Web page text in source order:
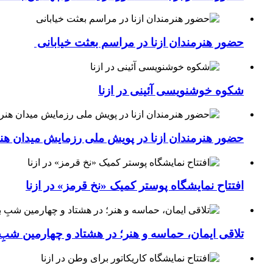
حضور هنرمندان ازنا در مراسم بعثت خیابانی
شکوه خوشنویسی آئینی در ازنا
حضور هنرمندان ازنا در پویش ملی رزمایش میدان
افتتاح نمایشگاه پوستر کمیک «نخ قرمز» در ازنا
تلاقی ایمان، حماسه و هنر؛ در هشتاد و چهارمین شبِ